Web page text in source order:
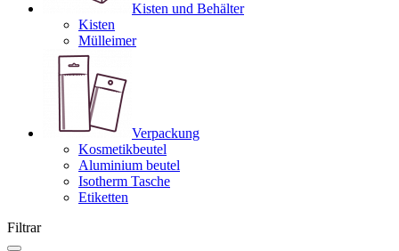
Kisten und Behälter
Kisten
Mülleimer
Verpackung
Kosmetikbeutel
Aluminium beutel
Isotherm Tasche
Etiketten
Filtrar